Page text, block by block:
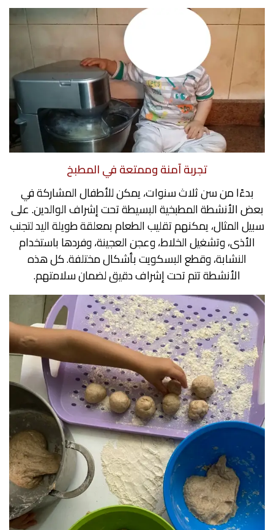
تجربة آمنة وممتعة في المطبخ
بدءًا من سن ثلاث سنوات، يمكن للأطفال المشاركة في
بعض الأنشطة المطبخية البسيطة تحت إشراف الوالدين. على
سبيل المثال، يمكنهم تقليب الطعام بمعلقة طويلة اليد لتجنب
الأذى، وتشغيل الخلاط، وعجن العجينة، وفردها باستخدام
النشابة، وقطع البسكويت بأشكال مختلفة. كل هذه
الأنشطة تتم تحت إشراف دقيق لضمان سلامتهم.